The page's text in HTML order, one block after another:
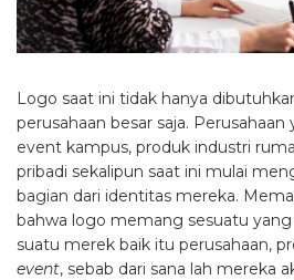
Logo saat ini tidak hanya
perusahaan besar saja.
event kampus, produk industri
pribadi sekalipun saat ini mulai
bagian dari identitas mereka.
bahwa logo memang sesuatu
suatu merek baik itu perusahaan,
event, sebab dari sana lah mereka